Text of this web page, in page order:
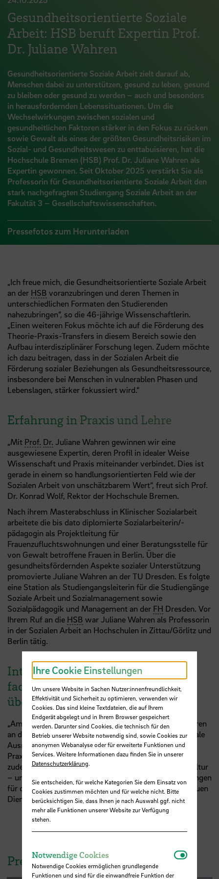
Gesundheitsorientierte Soziale
Arbeit: HSB beruft Expertin Prof.
Dr. Juliane Wahren
Gesundheitsorientierte Soziale Arbeit zielt darauf ab,
Menschen dabei zu unterstützen, gesund zu leben, gesund
zu bleiben oder gesund zu werden – auch und besonders
in herausfordernden Lebenssituationen. Um die
Wechselwirkungen zwischen sozialen und
gesundheitlichen Faktoren stärker in den Fokus zu rücken
sowie Gewalt als eines der größten Gesundheitsrisiken im
Sozial- und Gesundheitswesen zu enttabuisieren, hat die
Hochschule Bremen (HSB) Prof. Dr. Juliane Wahren als
Expertin gewonnen. Seit Oktober 2025 verstärkt Sie als
Professorin für Gesundheitsorientierte Soziale Arbeit den
stark nachgefragten Studiengang Soziale Arbeit an der
Fakultät 3 – Gesellschaftswissenschaften.
Pressefotos zum Herunterladen
„Ich freue mich, die Gesundheitsorientierte Soziale Arbeit
an der HSB voranzubringen und deren Themen in
unterschiedlichen Formaten den Studierenden
nahezubringen“, so die 46-jährige Wissenschaftlerin.
„Einen weiteren Fokus möchte ich auf die Förderung des
Theorie-Praxis-Transfers in diesem Bereich sowie den
Aufbau interdisziplinärer Forschung legen. Zudem möchte
ich dazu beitragen, dass in der Sozialen Arbeit die
Förderung sozialer Beziehungen als Gesundheitsressource,
insbesondere bei Menschen in vulnerablen Phasen und
Lebenslagen, stärker fokussiert wird.“
Erfahrung in Praxis und Lehre
„Mit Prof. Dr. Juliane Wahren gewinnen wir eine
ausgewiesene Expertin, deren Profil in idealer Weise
Wissenschaft und Praxis miteinander verbindet. Dies ist
gerade in einem so handlungsorientierten Feld wie der
Sozialen Arbeit von unschätzbarem Wert“, freut sich Prof.
Dr. Konrad Wolf, Rektor der Hochschule Bremen.
Nach ihrem Masterabschluss in Klinischer Sozialarbeit
arbeitete die bis dato diplomierte Sozialarbeiterin/-
pädagogin als Projektleitung für
Frauenzufluchtswohnungen und einer Beratungsstelle für
von Gewalt betroffene Frauen in Berlin. Über die
gesundheitsfördernden Aspekte sozialer Unterstützung
promovierte Juliane Wahren an der TU Dresden. Es folgte
eine Station als Studiengangsleiterin für die Studiengänge
Soziale Arbeit und Sozialmanagement sowie
Sozialpädagogik und Management an der FH Dresden. Vor
Ihrem Ruf an die HSB war Juliane Wahren als Professorin
in der Sozialen Arbeit an Hochschulen in Zittau/Görlitz und
Berlin tätig.
Internationale Ausrichtung und
fachliche Herausforderungen
überzeugen
„Am Wissenschaftsstandort Bremen und im Besonderen
an der HSB haben mich unter anderem die internationale
Ausrichtung und die enge Zusammenarbeit mit
Praxispartnern überzeugt. Bremen als Stadt bietet mir
zudem eine hohe Lebensqualität – viel Wasser und Kultur
– und gleichzeitig spannende fachliche Herausforderungen
für die Soziale Arbeit“, freut sich Wahren über Ihren neuen
Dienstort.
Pressefotos zum Herunterladen
Ihre Cookie Einstellungen
Um unsere Website in Sachen Nutzer:innenfreundlichkeit,
Effektivität und Sicherheit zu optimieren, verwenden wir
Cookies. Das sind kleine Textdateien, die auf Ihrem
Endgerät abgelegt und in Ihrem Browser gespeichert
werden. Darunter sind Cookies, die technisch für den
Betrieb unserer Website notwendig sind, sowie Cookies zur
anonymen Webanalyse oder für erweiterte Funktionen und
Services. Weitere Informationen dazu finden Sie in unserer
Datenschutzerklärung.
Sie entscheiden, für welche Kategorien Sie dem Einsatz von
Cookies zustimmen möchten und für welche nicht. Bitte
berücksichtigen Sie, dass Ihnen je nach Auswahl ggf. nicht
mehr alle Funktionen unserer Website zur Verfügung
stehen.
Notwendige Cookies
Notwendige Cookies ermöglichen grundlegende
Funktionen und sind für die einwandfreie Funktion der